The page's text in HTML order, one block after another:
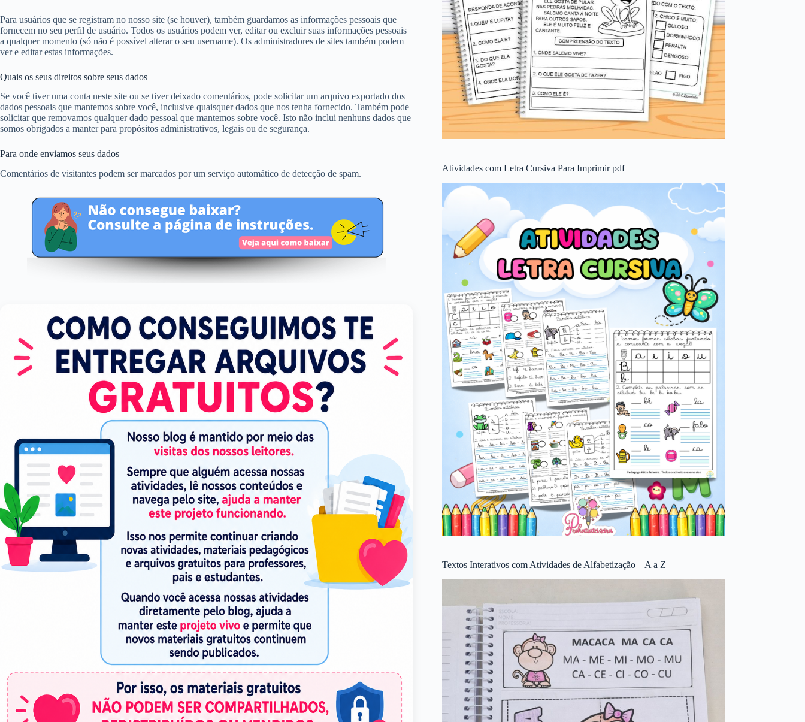
Para usuários que se registram no nosso site (se houver), também guardamos as informações pessoais que
fornecem no seu perfil de usuário. Todos os usuários podem ver, editar ou excluir suas informações pessoais
a qualquer momento (só não é possível alterar o seu username). Os administradores de sites também podem
ver e editar estas informações.
Quais os seus direitos sobre seus dados
Se você tiver uma conta neste site ou se tiver deixado comentários, pode solicitar um arquivo exportado dos
dados pessoais que mantemos sobre você, inclusive quaisquer dados que nos tenha fornecido. Também pode
solicitar que removamos qualquer dado pessoal que mantemos sobre você. Isto não inclui nenhuns dados que
somos obrigados a manter para propósitos administrativos, legais ou de segurança.
Para onde enviamos seus dados
Comentários de visitantes podem ser marcados por um serviço automático de detecção de spam.
Atividades com Letra Cursiva Para Imprimir pdf
Textos Interativos com Atividades de Alfabetização – A a Z